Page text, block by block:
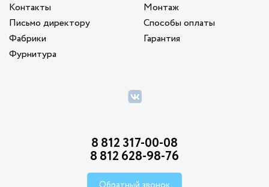
Контакты
Письмо директору
Фабрики
Фурнитура
Монтаж
Способы оплаты
Гарантия
8 812 317-00-08
8 812 628-98-76